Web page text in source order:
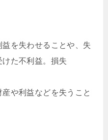
を失わせることや、失
た不利益。損失
や利益などを失うこと